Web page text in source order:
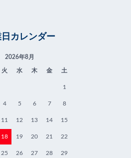
カレンダー
2026年8月
火 水 木 金 土
1
4 5 6 7 8
11 12 13 14 15
18 19 20 21 22
25 26 27 28 29